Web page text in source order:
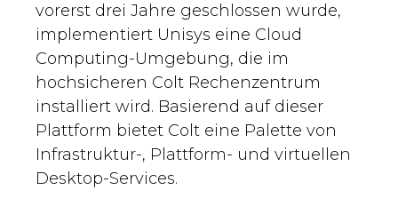
vorerst drei Jahre geschlossen wurde,
implementiert Unisys eine Cloud
Computing-Umgebung, die im
hochsicheren Colt Rechenzentrum
installiert wird. Basierend auf dieser
Plattform bietet Colt eine Palette von
Infrastruktur-, Plattform- und virtuellen
Desktop-Services.